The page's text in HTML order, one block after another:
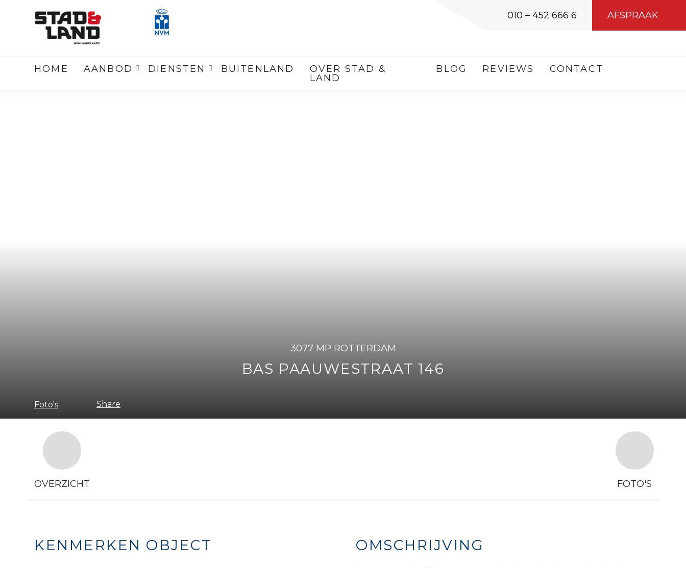
010 – 452 666 6 AFSPRAAK
HOME AANBOD DIENSTEN BUITENLAND
OVER STAD &
LAND
BLOG REVIEWS CONTACT
3077 MP ROTTERDAM
BAS PAAUWESTRAAT 146
Foto's Share
OVERZICHT FOTO'S
KENMERKEN OBJECT OMSCHRIJVING